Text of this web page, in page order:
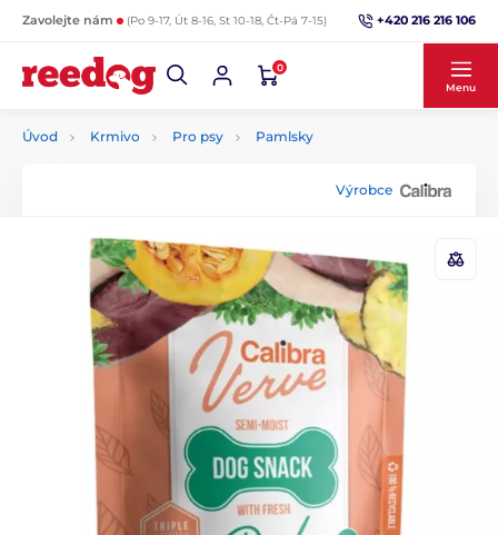
Zavolejte nám (Po 9-17, Út 8-16, St 10-18, Čt-Pá 7-15) +420 216 216 106
0
Menu
Úvod Krmivo Pro psy Pamlsky
Výrobce